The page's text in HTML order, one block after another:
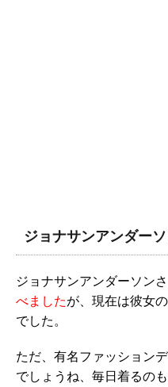
ジョナサンアンダー
ジョナサンアンダーソンさ
べましたが、現在は彼女
でした。
ただ、有名ファッション
でしょうね、毎日着るの